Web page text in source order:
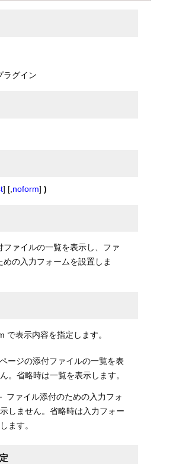
ラグイン
] [, noform] )
ファイルの一覧を表示し、ファ
めの入力フォームを設置しま
で表示内容を指定します。
ージの添付ファイルの一覧を表
。省略時は一覧を表示します。
ファイル添付のための入力フォ
しません。省略時は入力フォー
ます。